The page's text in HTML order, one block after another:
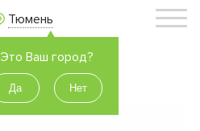
Тюмень
Это Ваш город?